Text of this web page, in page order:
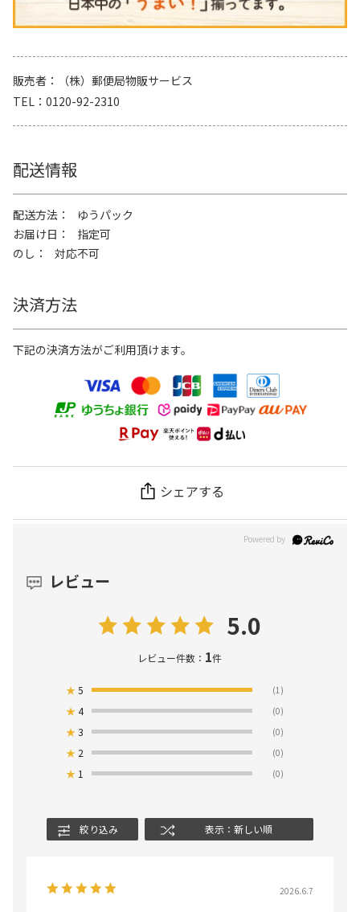
販売者
（株）郵便局物販サービス
TEL
0120-92-2310
配送情報
配送方法
ゆうパック
お届け日
指定可
のし
対応不可
決済方法
下記の決済方法がご利用頂けます。
シェアする
レビュー
5.0
レビュー件数： 1件
★5 (1)
★4 (0)
★3 (0)
★ 2 (0)
★ 1 (0)
絞り込み 表示：新しい順
2026.6.7